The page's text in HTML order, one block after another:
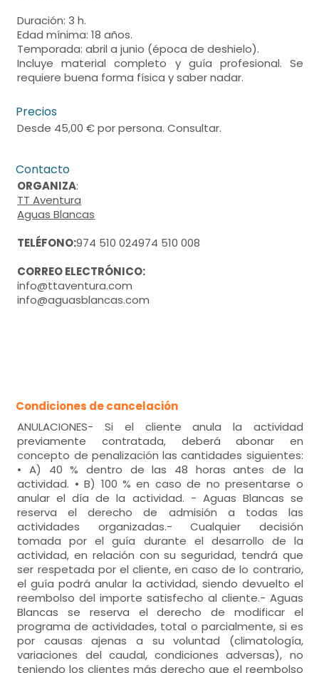
Duración: 3 h.
Edad mínima: 18 años.
Temporada: abril a junio (época de deshielo).
Incluye material completo y guía profesional. Se
requiere buena forma física y saber nadar.
Precios
Desde 45,00 € por persona. Consultar.
Contacto
ORGANIZA:
TT Aventura
Aguas Blancas
TELÉFONO:974 510 024974 510 008
CORREO ELECTRÓNICO:
info@ttaventura.com
info@aguasblancas.com
Condiciones de cancelación
ANULACIONES- Si el cliente anula la actividad
previamente contratada, deberá abonar en
concepto de penalización las cantidades siguientes:
• A) 40 % dentro de las 48 horas antes de la
actividad. • B) 100 % en caso de no presentarse o
anular el día de la actividad. - Aguas Blancas se
reserva el derecho de admisión a todas las
actividades organizadas.- Cualquier decisión
tomada por el guía durante el desarrollo de la
actividad, en relación con su seguridad, tendrá que
ser respetada por el cliente, en caso de lo contrario,
el guía podrá anular la actividad, siendo devuelto el
reembolso del importe satisfecho al cliente.- Aguas
Blancas se reserva el derecho de modificar el
programa de actividades, total o parcialmente, si es
por causas ajenas a su voluntad (climatología,
variaciones del caudal, condiciones adversas), no
teniendo los clientes más derecho que el reembolso